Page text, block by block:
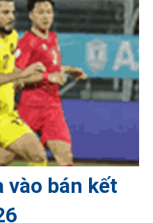
vào bán kết